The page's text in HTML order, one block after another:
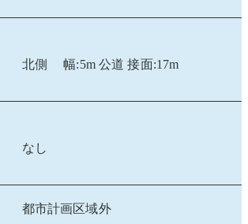
北側 幅:5m 公道 接面:17m
なし
都市計画区域外